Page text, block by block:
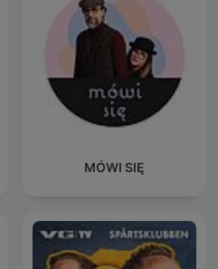
MÓWI SIĘ